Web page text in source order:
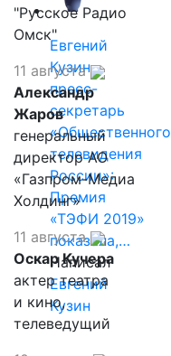
Евгений
Кузин,
пресс-
секретарь
«Общественного
телевидения
России»:
Премия
«ТЭФИ 2019»
показала,…
Написал
Евгений
Кузин
"Русское Радио
Омск"
11 августа
Александр
Жаров
генеральный
директор АО
«Газпром-Медиа
Холдинг»
11 августа
Оскар Кучера
актер театра
и кино,
телеведущий